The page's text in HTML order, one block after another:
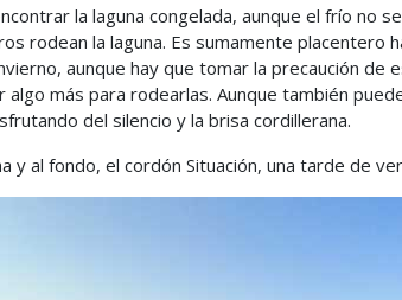
la laguna congelada, aunque el frío no
rodean la laguna. Es sumamente placentero
aunque hay que tomar la precaución de
algo más para rodearlas. Aunque también
del silencio y la brisa cordillerana.
y al fondo, el cordón Situación, una tarde de